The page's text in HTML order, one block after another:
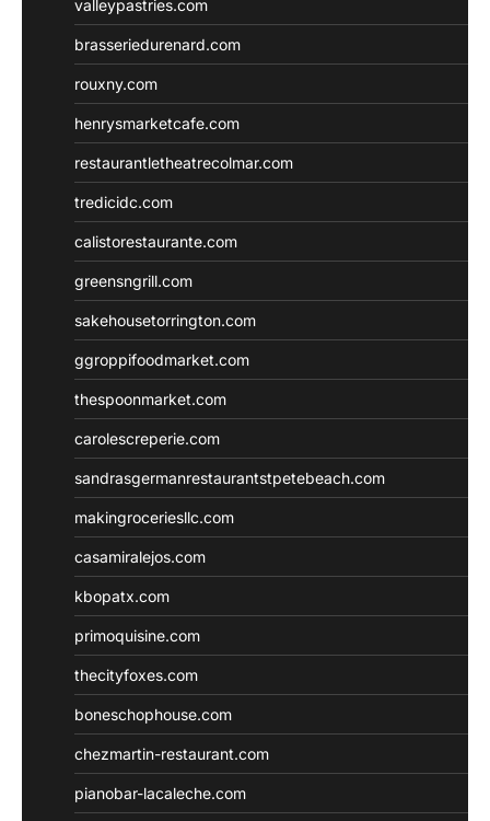
valleypastries.com
brasseriedurenard.com
rouxny.com
henrysmarketcafe.com
restaurantletheatrecolmar.com
tredicidc.com
calistorestaurante.com
greensngrill.com
sakehousetorrington.com
ggroppifoodmarket.com
thespoonmarket.com
carolescreperie.com
sandrasgermanrestaurantstpetebeach.com
makingroceriesllc.com
casamiralejos.com
kbopatx.com
primoquisine.com
thecityfoxes.com
boneschophouse.com
chezmartin-restaurant.com
pianobar-lacaleche.com